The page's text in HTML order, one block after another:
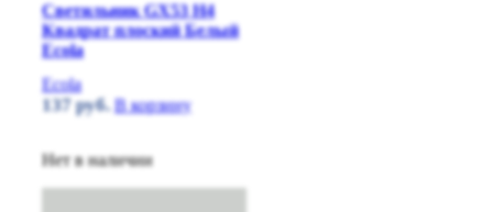
Светильник GX53 H4
Квадрат плоский Белый
Ecola
Ecola
137руб. В корзину
Нет в наличии